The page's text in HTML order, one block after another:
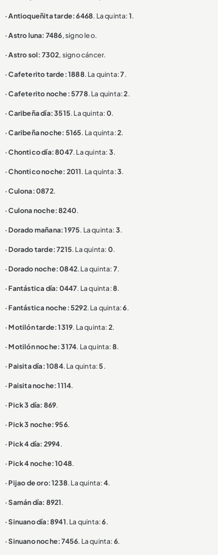
· Antioqueñita tarde: 6468. La quinta: 1.
· Astro luna: 7486, signo leo.
· Astro sol: 7302, signo cáncer.
· Cafeterito tarde: 1888. La quinta:7.
· Cafeterito noche: 5778. La quinta:2.
· Caribeña día: 3515. La quinta: 0.
· Caribeña noche: 5165. La quinta:2.
· Chontico día: 8047. La quinta: 3.
· Chontico noche: 2011. La quinta:3.
· Culona: 0872.
· Culona noche: 8240.
· Dorado mañana: 1975. La quinta: 3.
· Dorado tarde: 7215. La quinta: 0.
· Dorado noche: 0842. La quinta: 7.
· Fantástica día: 0447. La quinta:8.
· Fantástica noche: 5292. La quinta:6.
· Motilón tarde: 1319. La quinta: 2.
· Motilón noche: 3174. La quinta: 8.
· Paisita día: 1084. La quinta:5.
· Paisita noche: 1114.
· Pick 3 día: 869.
· Pick 3 noche: 956.
· Pick 4 día: 2994.
· Pick 4 noche: 1048.
· Pijao de oro: 1238. La quinta: 4.
· Samán día: 8921.
· Sinuano día: 8941. La quinta:6.
· Sinuano noche: 7456. La quinta: 6.